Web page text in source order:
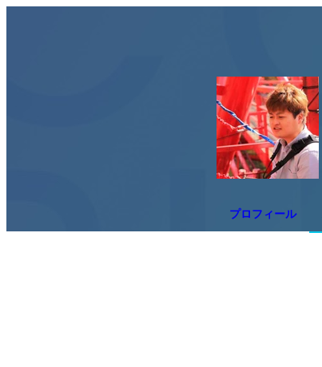
プロフィール